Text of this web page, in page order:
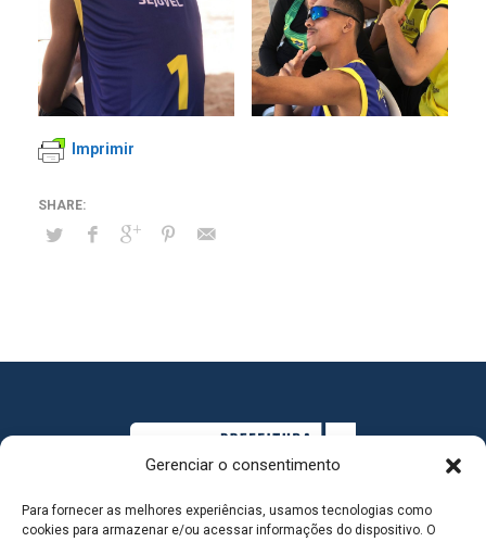
Gerenciar o consentimento
Para fornecer as melhores experiências, usamos tecnologias como
cookies para armazenar e/ou acessar informações do dispositivo. O
Imprimir